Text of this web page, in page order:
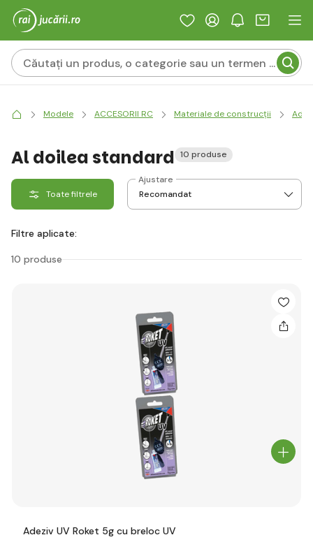
Modele ACCESORII RC Materiale de construcții
Al doilea standard 10 produse
Toate filtrele
Ajustare
Filtre aplicate:
10 produse
Adeziv UV Roket 5g cu breloc UV